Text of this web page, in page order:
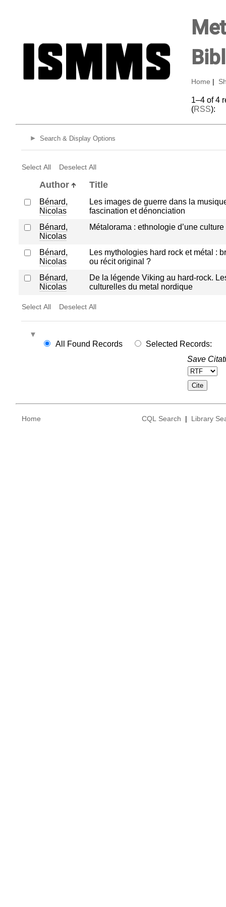
Home
1–4 of 4
(RSS):
Search & Display Options
Select All Deselect All
Author Title
Bénard,
Nicolas
Les images de guerre dans la
fascination et dénonciation
Bénard,
Nicolas
Métalorama : ethnologie d’une
Bénard,
Nicolas
Les mythologies hard rock et métal :
ou récit original ?
Bénard,
Nicolas
De la légende Viking au hard-rock.
culturelles du metal nordique
Select All Deselect All
All Found Records
Selected Records:
Save
Home CQL Search | Library